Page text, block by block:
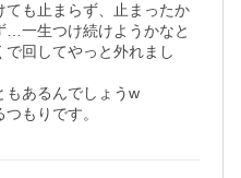
ても止まらず、止まったか
…一生つけ続けようかなと
回してやっと外れまし
もあるんでしょうw
もりです。